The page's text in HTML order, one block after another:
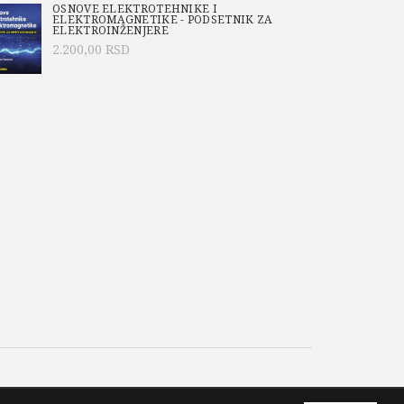
OSNOVE ELEKTROTEHNIKE I
ELEKTROMAGNETIKE - PODSETNIK ZA
ELEKTROINŽENJERE
2.200,00 RSD